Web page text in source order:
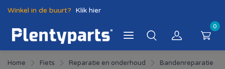
Winkel in de buurt? Klik hier
0
Home Fiets Reparatie en onderhoud Bandenreparatie